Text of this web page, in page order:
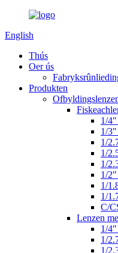
English
Thús
Oer ús
Produkten
1/
1/
1/
1/
1/
1/
1/
1/
C/
Lenzen
1/
1/
1/